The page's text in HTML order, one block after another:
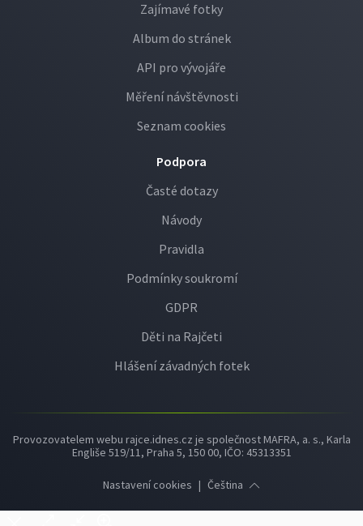
Zajímavé fotky
Album do stránek
API pro vývojáře
Měření návštěvnosti
Seznam cookies
Podpora
Časté dotazy
Návody
Pravidla
Podmínky soukromí
GDPR
Děti na Rajčeti
Hlášení závadných fotek
Provozovatelem webu rajce.idnes.cz je společnost MAFRA, a. s., Karla
Engliše 519/11, Praha 5, 150 00, IČO: 45313351
Nastavení cookies | Čeština